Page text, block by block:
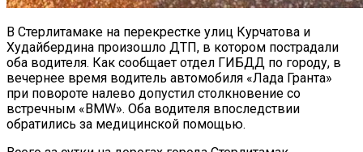
В Стерлитамаке на перекрестке улиц Курчатова и
Худайбердина произошло ДТП, в котором пострадали
оба водителя. Как сообщает отдел ГИБДД по городу, в
вечернее время водитель автомобиля «Лада Гранта»
при повороте налево допустил столкновение со
встречным «BMW». Оба водителя впоследствии
обратились за медицинской помощью.